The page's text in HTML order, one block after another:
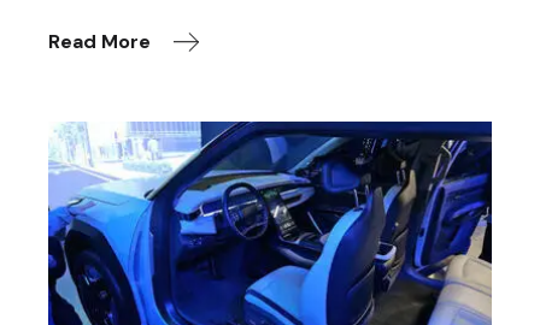
Read More